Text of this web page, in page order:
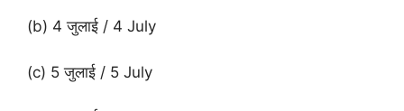
(b) 4 जुलाई / 4 July
(c) 5 जुलाई / 5 July